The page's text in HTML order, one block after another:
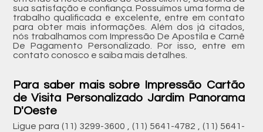
sua satisfação e confiança. Possuímos uma forma de
trabalho qualificada e excelente, entre em contato
para obter mais informações. Além dos já citados,
nós trabalhamos com Impressão De Apostila e Carnê
De Pagamento Personalizado. Por isso, entre em
contato conosco e saiba mais detalhes.
Para saber mais sobre Impressão Cartão
de Visita Personalizado Jardim Panorama
D'Oeste
Ligue para (11) 3299-3600 ,(11) 5641-4782 ,(11) 5641-